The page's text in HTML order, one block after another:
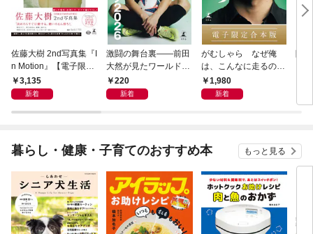
佐藤大樹 2nd写真集『I
n Motion』【電子限定
動画特典付き】
3,135
新着
激闘の舞台裏――前田
大然が見たワールドカ
ップ2026
220
新着
がむしゃら なぜ俺
は、こんなに走るのか
——。【電子限定合本
版】
1,980
新着
暮らし・健康・子育てのおすすめ本 もっと見る